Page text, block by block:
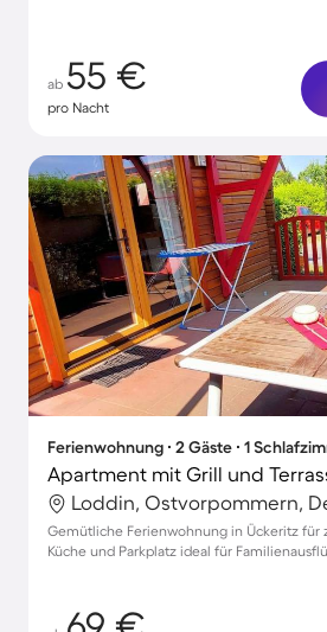
ab 55 €
pro Nacht
Ferienwohnung ∙ 2 Gäste ∙ 1
Apartment mit Grill und
Loddin, Ostvorpommern,
Gemütliche Ferienwohnung in Ückeritz für
Küche und Parkplatz ideal für